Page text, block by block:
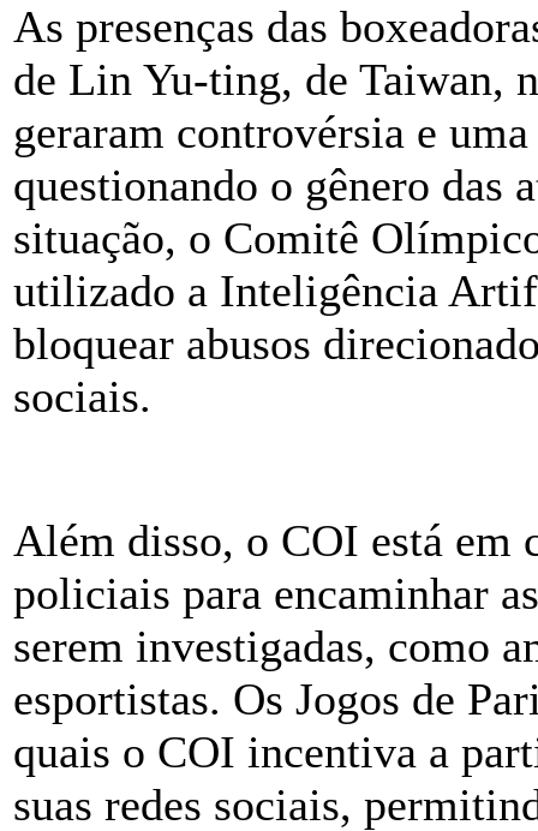
As presenças das
de Lin Yu-ting, de Taiwan,
geraram controvérsia e
questionando o gênero das
situação, o Comitê
utilizado a Inteligência
bloquear abusos
sociais.
Além disso, o COI está em
policiais para encaminhar
serem investigadas, como
esportistas. Os Jogos de
quais o COI incentiva a
suas redes sociais,